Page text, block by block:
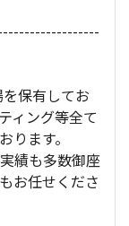
保有してお
ィング等全て
ります。
績も多数御座
お任せくださ